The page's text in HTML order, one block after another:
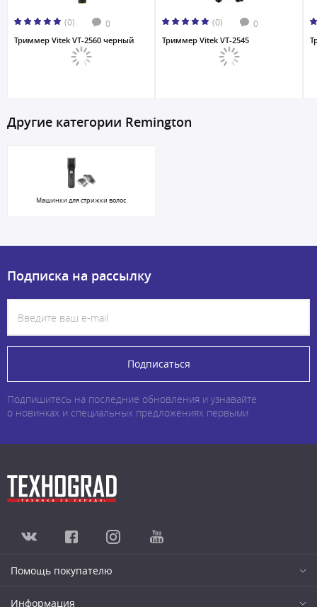
(0) 0
Триммер Vitek VT-2560 черный
(0) 0
Триммер Vitek VT-2545
Другие категории Remington
Машинки для стрижки волос
Подписка на рассылку
Подписаться
Подпишитесь на последние обновления и узнавайте
о новинках и специальных предложениях первыми
Помощь покупателю
Информация